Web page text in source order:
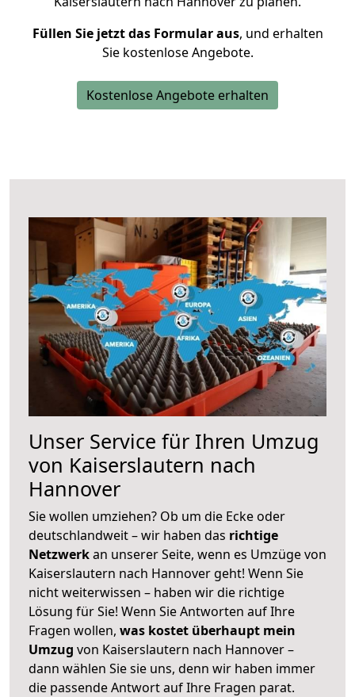
Füllen Sie jetzt das Formular aus, und erhalten
Sie kostenlose Angebote.
Kostenlose Angebote erhalten
Unser Service für Ihren Umzug
von Kaiserslautern nach
Hannover
Sie wollen umziehen? Ob um die Ecke oder
deutschlandweit – wir haben das richtige
Netzwerkan unserer Seite, wenn es Umzüge von
Kaiserslautern nach Hannover geht! Wenn Sie
nicht weiterwissen – haben wir die richtige
Lösung für Sie! Wenn Sie Antworten auf Ihre
Fragen wollen, was kostet überhaupt mein
Umzug von Kaiserslautern nach Hannover –
dann wählen Sie sie uns, denn wir haben immer
die passende Antwort auf Ihre Fragen parat.